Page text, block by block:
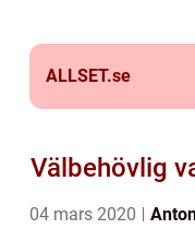
ALLSET.se
Välbehövlig
04 mars 2020